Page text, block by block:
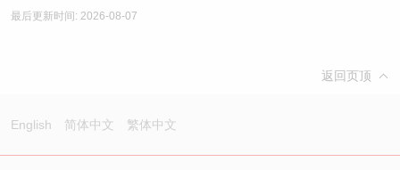
最后更新时间: 2026-08-07
返回页顶
English 简体中文 繁体中文